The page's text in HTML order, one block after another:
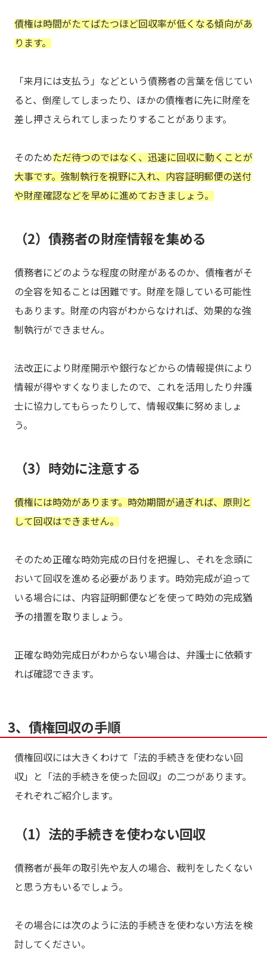
債権は時間がたてばたつほど回収率が低くなる傾向があ
ります。
「来月には支払う」などという債務者の言葉を信じてい
ると、倒産してしまったり、ほかの債権者に先に財産を
差し押さえられてしまったりすることがあります。
そのためただ待つのではなく、迅速に回収に動くことが
大事です。強制執行を視野に入れ、内容証明郵便の送付
や財産確認などを早めに進めておきましょう。
（2）債務者の財産情報を集める
債務者にどのような程度の財産があるのか、債権者がそ
の全容を知ることは困難です。財産を隠している可能性
もあります。財産の内容がわからなければ、効果的な強
制執行ができません。
法改正により財産開示や銀行などからの情報提供により
情報が得やすくなりましたので、これを活用したり弁護
士に協力してもらったりして、情報収集に努めましょ
う。
（3）時効に注意する
債権には時効があります。時効期間が過ぎれば、原則と
して回収はできません。
そのため正確な時効完成の日付を把握し、それを念頭に
おいて回収を進める必要があります。時効完成が迫って
いる場合には、内容証明郵便などを使って時効の完成猶
予の措置を取りましょう。
正確な時効完成日がわからない場合は、弁護士に依頼す
れば確認できます。
3、債権回収の手順
債権回収には大きくわけて「法的手続きを使わない回
収」と「法的手続きを使った回収」の二つがあります。
それぞれご紹介します。
（1）法的手続きを使わない回収
債務者が長年の取引先や友人の場合、裁判をしたくない
と思う方もいるでしょう。
その場合には次のように法的手続きを使わない方法を検
討してください。